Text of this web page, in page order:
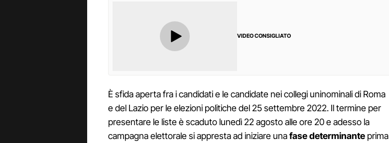
VIDEO CONSIGLIATO
È sfida aperta fra i candidati e le candidate nei collegi uninominali di Roma
e del Lazio per le elezioni politiche del 25 settembre 2022. Il termine per
presentare le liste è scaduto lunedì 22 agosto alle ore 20 e adesso la
campagna elettorale si appresta ad iniziare unafase determinante prima